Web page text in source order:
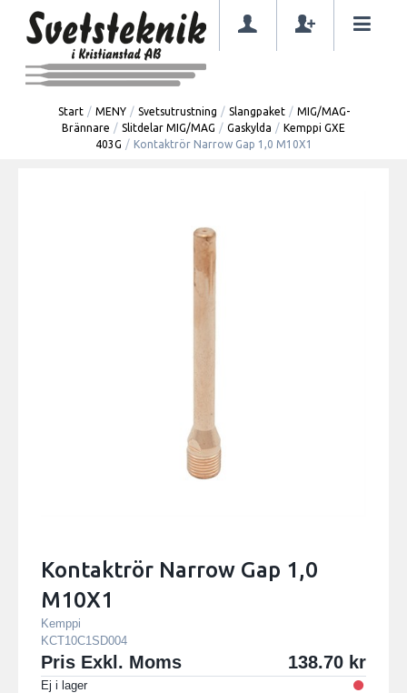
Start / MENY / Svetsutrustning / Slangpaket / MIG/MAG-
Brännare / Slitdelar MIG/MAG / Gaskylda / Kemppi GXE
403G / Kontaktrör Narrow Gap 1,0 M10X1
Kontaktrör Narrow Gap 1,0
M10X1
Kemppi
KCT10C1SD004
Pris Exkl. Moms 138.70
Ej i lager